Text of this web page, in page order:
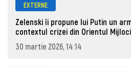
EXTERNE
Zelenski îi propune lui Putin un
contextul crizei din Orientul
30 martie 2026, 14:14